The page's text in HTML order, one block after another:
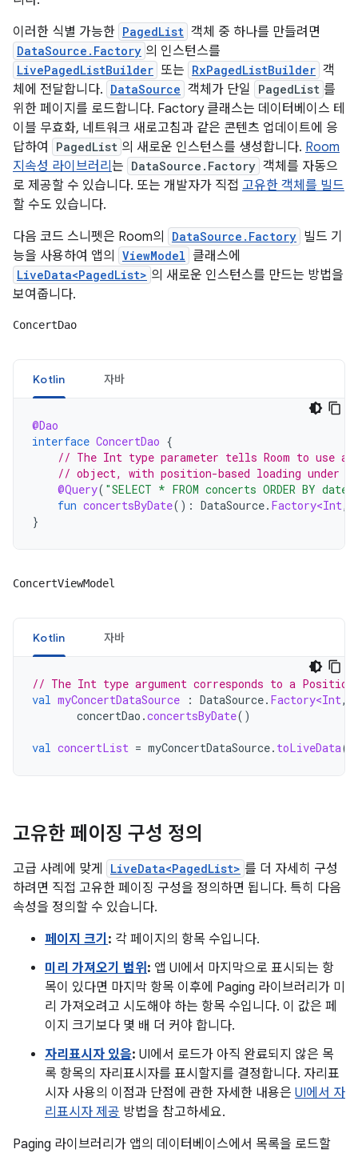
이러한 식별 가능한 PagedList 객체 중 하나를 만들려면
DataSource.Factory 의 인스턴스를
LivePagedListBuilder 또는 RxPagedListBuilder 객
체에 전달합니다. DataSource 객체가 단일 PagedList 를
위한 페이지를 로드합니다. Factory 클래스는 데이터베이스 테
이블 무효화, 네트워크 새로고침과 같은 콘텐츠 업데이트에 응
답하여
PagedList 의 새로운 인스턴스를 생성합니다. Room
지속성 라이브러리 는 DataSource.Factory 객체를 자동으
로 제공할 수 있습니다. 또는 개발자가 직접 고유한 객체를 빌드
할 수도 있습니다.
다음 코드 스니펫은 Room의
DataSource.Factory 빌드 기
능을 사용하여 앱의
ViewModel 클래스에
LiveData<PagedList> 의 새로운 인스턴스를 만드는 방법을
보여줍니다.
ConcertDao
Kotlin 자바
@Dao
interface ConcertDao {
// The Int type parameter tells Room to use a
// object, with position-based loading under
@Query( "SELECT * FROM concerts ORDER BY date
fun concertsByDate(): DataSource. Factory<Int,
}
ConcertViewModel
Kotlin 자바
// The Int type argument corresponds to a
val myConcertDataSource : DataSource. Factory<Int,
concertDao .concertsByDate()
val concertList = myConcertDataSource. toLiveData(
고유한 페이징 구성 정의
고급 사례에 맞게 LiveData<PagedList> 를 더 자세히 구성
하려면 직접 고유한 페이징 구성을 정의하면 됩니다. 특히 다음
속성을 정의할 수 있습니다.
페이지 크기 : 각 페이지의 항목 수입니다.
미리 가져오기 범위 : 앱 UI에서 마지막으로 표시되는 항
목이 있다면 마지막 항목 이후에 Paging 라이브러리가 미
리 가져오려고 시도해야 하는 항목 수입니다. 이 값은 페
이지 크기보다 몇 배 더 커야 합니다.
자리표시자 있음: UI에서 로드가 아직 완료되지 않은 목
록 항목의 자리표시자를 표시할지를 결정합니다. 자리표
시자 사용의 이점과 단점에 관한 자세한 내용은 UI에서 자
리표시자 제공 방법을 참고하세요.
Paging 라이브러리가 앱의 데이터베이스에서 목록을 로드할